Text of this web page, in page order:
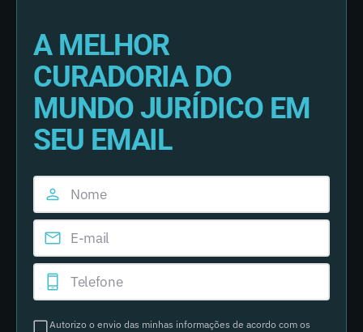
A MELHOR
CURADORIA DO
MUNDO JURÍDICO EM
SEU EMAIL
Autorizo o envio das minhas informações de acordo com os